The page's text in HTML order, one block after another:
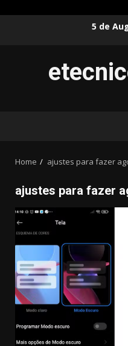
5 de
Home ajustes para fazer
ajustes para fazer